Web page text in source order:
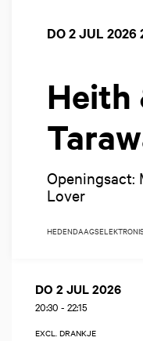
Heith
Openingsact:
Lover
DO 2 JUL 2026
HEDENDAAGS
DO 2 JUL 2026
20:30 - 22:15
EXCL. DRANKJE